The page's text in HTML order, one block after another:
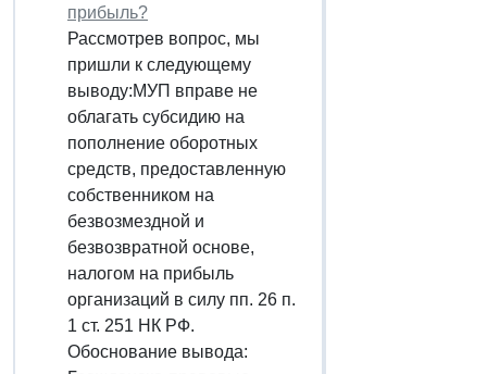
прибыль?
Рассмотрев вопрос, мы
пришли к следующему
выводу:МУП вправе не
облагать субсидию на
пополнение оборотных
средств, предоставленную
собственником на
безвозмездной и
безвозвратной основе,
налогом на прибыль
организаций в силу пп. 26 п.
1 ст. 251 НК РФ.
Обоснование вывода: